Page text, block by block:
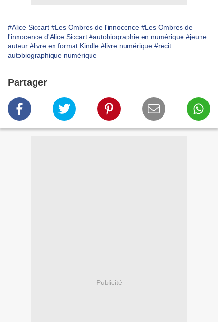
#Alice Siccart #Les Ombres de l'innocence #Les Ombres de
l'innocence d'Alice Siccart #autobiographie en numérique #jeune
auteur #livre en format Kindle #livre numérique #récit
autobiographique numérique
Partager
Publicité